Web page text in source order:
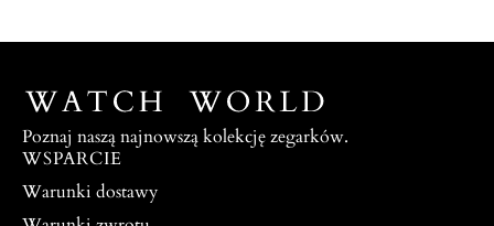
Poznaj naszą najnowszą kolekcję zegarków.
WSPARCIE
Warunki dostawy